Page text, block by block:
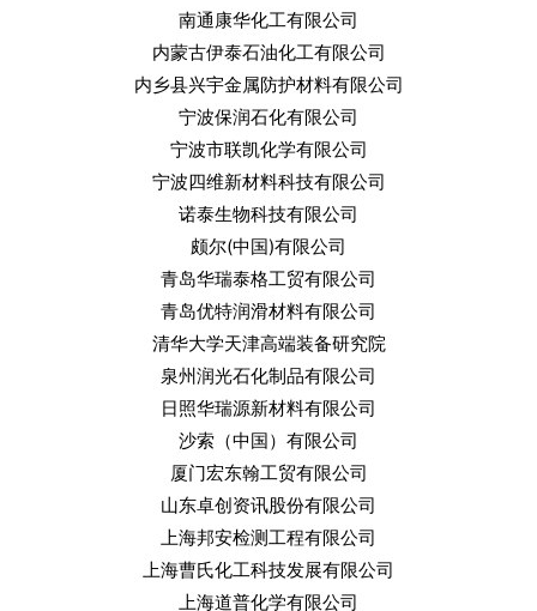
南通康华化工有限公司
内蒙古伊泰石油化工有限公司
内乡县兴宇金属防护材料有限公司
宁波保润石化有限公司
宁波市联凯化学有限公司
宁波四维新材料科技有限公司
诺泰生物科技有限公司
颇尔(中国)有限公司
青岛华瑞泰格工贸有限公司
青岛优特润滑材料有限公司
清华大学天津高端装备研究院
泉州润光石化制品有限公司
日照华瑞源新材料有限公司
沙索（中国）有限公司
厦门宏东翰工贸有限公司
山东卓创资讯股份有限公司
上海邦安检测工程有限公司
上海曹氏化工科技发展有限公司
上海道普化学有限公司